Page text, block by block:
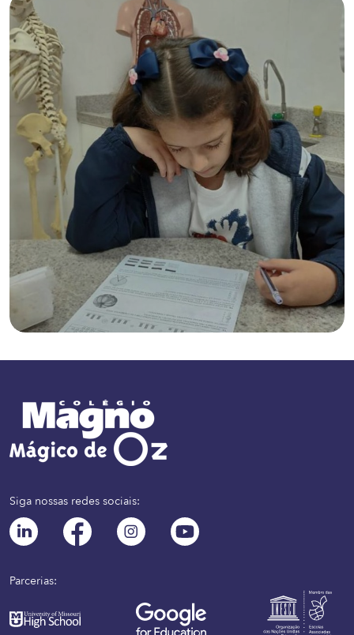
Siga nossas redes sociais:
Parcerias: